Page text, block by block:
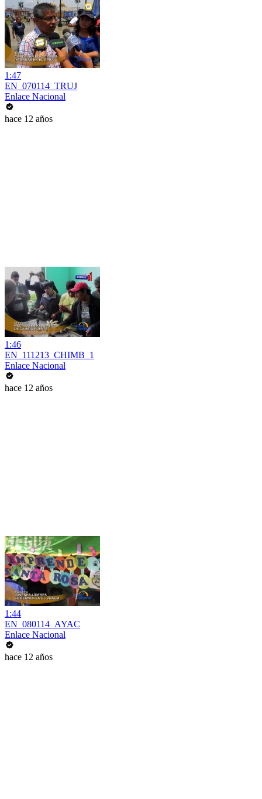
1:47
EN_070114_TRUJ
Enlace Nacional
hace 12 años
1:46
EN_111213_CHIMB_1
Enlace Nacional
hace 12 años
1:44
EN_080114_AYAC
Enlace Nacional
hace 12 años